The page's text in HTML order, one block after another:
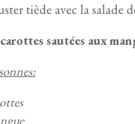
tiède avec la salade
sautées aux